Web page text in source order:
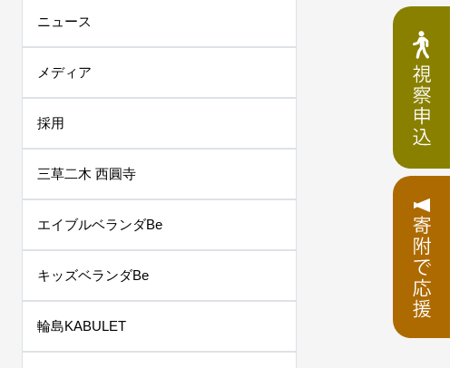
ニュース
メディア
採用
三草二木 西圓寺
エイブルベランダBe
キッズベランダBe
輪島KABULET